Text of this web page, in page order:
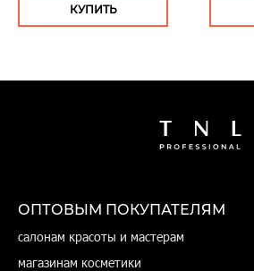
КУПИТЬ
ОПТОВЫМ ПОКУПАТЕЛЯМ
салонам красоты и мастерам
магазинам косметики